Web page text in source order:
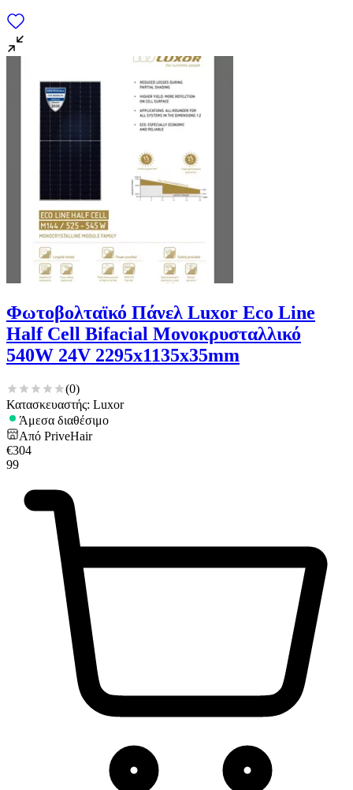
Φωτοβολταϊκό Πάνελ Luxor Eco Line
Half Cell Bifacial Μονοκρυσταλλικό
540W 24V 2295x1135x35mm
(0)
Κατασκευαστής: Luxor
Άμεσα διαθέσιμο
Από PriveHair
€304
99